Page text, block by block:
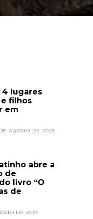
4 lugares
filhos
em
AGOSTO DE 2026
abre a
de
livro “O
de
DE 2026